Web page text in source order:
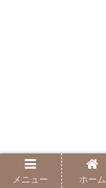
メニュー ホーム